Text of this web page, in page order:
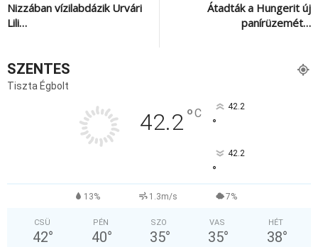
Nizzában vízilabdázik Urvári
Lili…
Átadták a Hungerit új
panírüzemét…
SZENTES
Tiszta Égbolt
42.2°C 42.2
°
42.2
°
13% 1.3m/s 7%
CSÜ
42°
PÉN
40°
SZO
35°
VAS
35°
HÉT
38°